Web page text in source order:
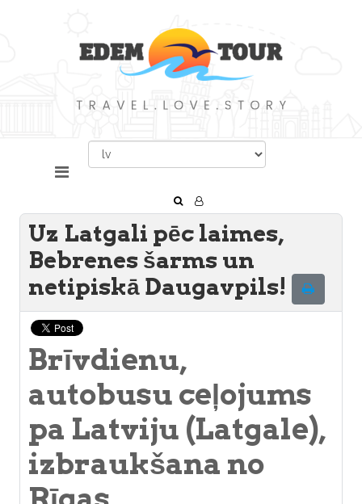
Uz Latgali pēc laimes,
Bebrenes šarms un
netipiskā Daugavpils!
Brīvdienu,
autobusu ceļojums
pa Latviju (Latgale),
izbraukšana no